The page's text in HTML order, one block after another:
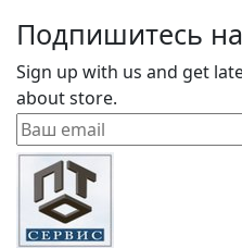
Подпишитесь
Sign up with us and get
about store.